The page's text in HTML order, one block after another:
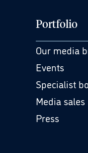
Portfolio
Our media
Events
Specialist
Media sales
Press